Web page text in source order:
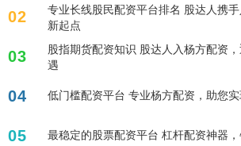
02
专业长线股民配资平台排名 股达人携
新起点
03
股指期货配资知识 股达人入杨方配资
遇
04 低门槛配资平台 专业杨方配资，助您
05 最稳定的股票配资平台 杠杆配资神器